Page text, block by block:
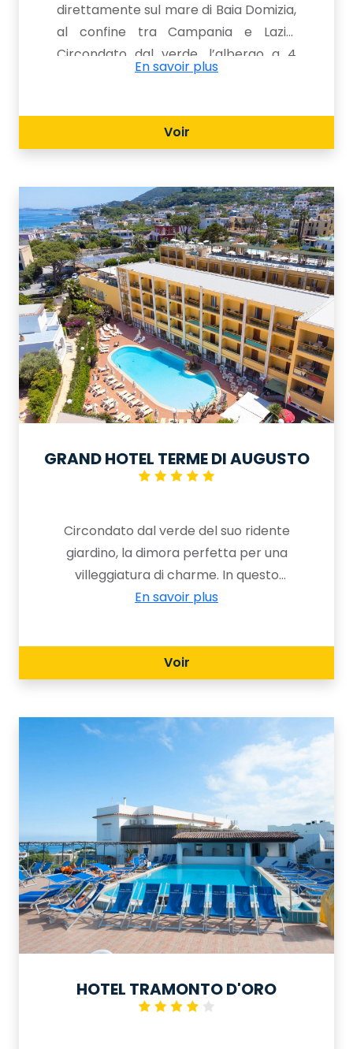
direttamente sul mare di Baia Domizia,
al confine tra Campania e Lazio.
Circondato dal verde, l’albergo a 4
stelle si trova a breve distanza dai
come la Reggia di Caserta o la
splendida Gaeta. La struttura grazie ai
all’aperto, l'animazione e la spiaggia
privata, è indicata per confortevoli
vacanze al mare in famiglia o con gli
amici.
En savoir plus
Voir
GRAND HOTEL TERME DI AUGUSTO
Circondato dal verde del suo ridente
giardino, la dimora perfetta per una
villeggiatura di charme. In questo
albergo dove l’ospitalità è un culto, lo
assoluta.
En savoir plus
Voir
HOTEL TRAMONTO D'ORO